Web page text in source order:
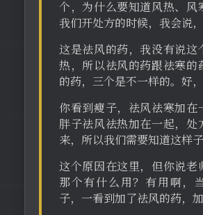
个，为什么要知道风热、风
我们开处方的时候，我会说，
这是祛风的药，我没有说这
热，所以祛风的药跟祛寒的
的药，三个是不一样的。好
你看到瘦子，祛风祛寒加在
胖子祛风祛热加在一起，处
来，所以我们需要知道这样子
这个原因在这里，但你说老
那个有什么用？有用啊，
子，一看到加了祛风的药，